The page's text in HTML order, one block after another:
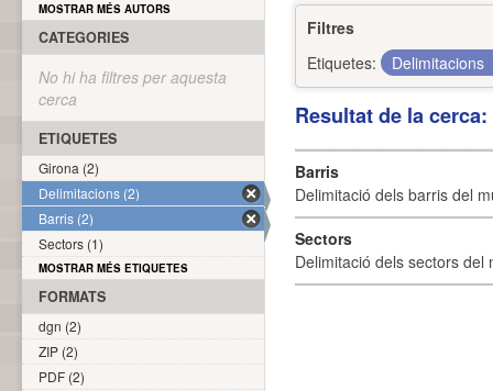
Filtres
Etiquetes:
Delimitacions
Resultat de la
Barris
Delimitació dels barris del
Sectors
Delimitació dels sectors del
MOSTRAR MÉS AUTORS
CATEGORIES
No hi ha filtres per aquesta
cerca
ETIQUETES
Girona (2)
Delimitacions (2)
Barris (2)
Sectors (1)
MOSTRAR MÉS ETIQUETES
FORMATS
dgn (2)
ZIP (2)
PDF (2)